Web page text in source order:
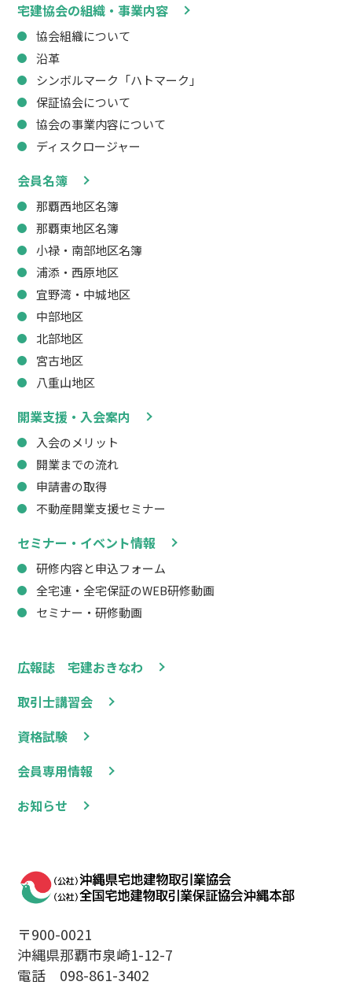
広報誌 宅建おきなわ
取引士講習会
資格試験
会員専用情報
お知らせ
宅建協会の組織・事業内容
協会組織について
沿革
シンボルマーク「ハトマーク」
保証協会について
協会の事業内容について
ディスクロージャー
会員名簿
那覇西地区名簿
那覇東地区名簿
小禄・南部地区名簿
浦添・西原地区
宜野湾・中城地区
中部地区
北部地区
宮古地区
八重山地区
開業支援・入会案内
入会のメリット
開業までの流れ
申請書の取得
不動産開業支援セミナー
セミナー・イベント情報
研修内容と申込フォーム
全宅連・全宅保証のWEB研修動画
セミナー・研修動画
〒900-0021
沖縄県那覇市泉崎1-12-7
電話 098-861-3402